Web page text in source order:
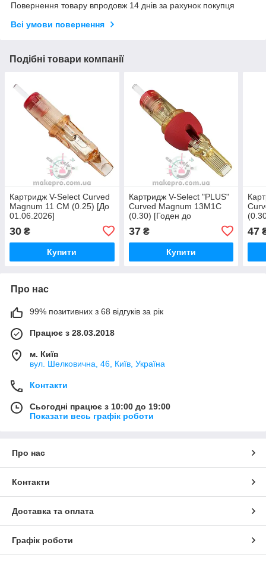
Повернення товару впродовж 14 днів за рахунок покупця
Всі умови повернення
Подібні товари компанії
Картридж V-Select Curved
Magnum 11 CM (0.25) [До
01.06.2026]
30 ₴
Купити
Картридж V-Select "PLUS"
Curved Magnum 13M1C
(0.30) [Годен до
37₴
Купити
47
Про нас
99% позитивних з 68 відгуків за рік
Працює з 28.03.2018
м. Київ
вул. Шелковична, 46, Київ, Україна
Контакти
Сьогодні працює з 10:00 до 19:00
Показати весь графік роботи
Про нас
Контакти
Доставка та оплата
Графік роботи